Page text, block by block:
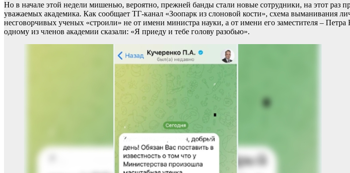
Но в начале этой недели мишенью, вероятно, прежней банды стали новые сотрудники, на этот раз
уважаемых академика. Как сообщает ТГ-канал «Зоопарк из слоновой кости», схема выманивания
несговорчивых ученых «строили» не от имени министра науки, а от имени его заместителя –
одному из членов академии сказали: «Я приеду и тебе голову разобью».